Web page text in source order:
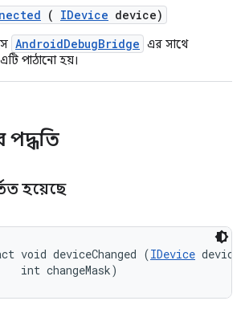
( IDevice device)
AndroidDebugBridge এর সাথে
পাঠানো হয়।
পদ্ধতি
হয়েছে
void deviceChanged (IDevice
int changeMask)